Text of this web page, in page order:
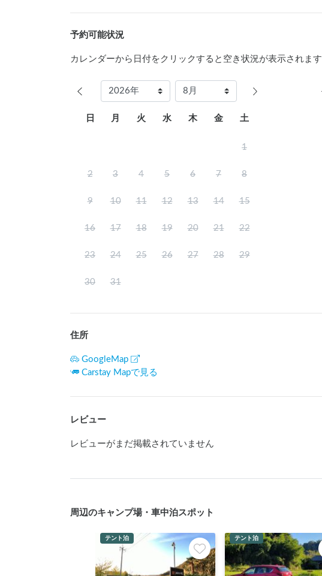
予約可能状況
カレンダーから日付をクリックすると空き状況が表示されます
日 月 火 水 木 金 土
1
2 3 4 5 6 7 8
9 10 11 12 13 14 15
16 17 18 19 20 21 22
23 24 25 26 27 28 29
30 31
住所
GoogleMap
Carstay Mapで見る
レビュー
レビューがまだ掲載されていません
周辺のキャンプ場・車中泊スポット
テント泊 テント泊